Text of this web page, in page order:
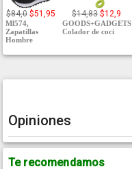
$84,0 $51,95
Ml574,
Zapatillas
Hombre
$14,83 $12,9
GOODS+GADGETS
Colador de coci
Opiniones
Te recomendamos